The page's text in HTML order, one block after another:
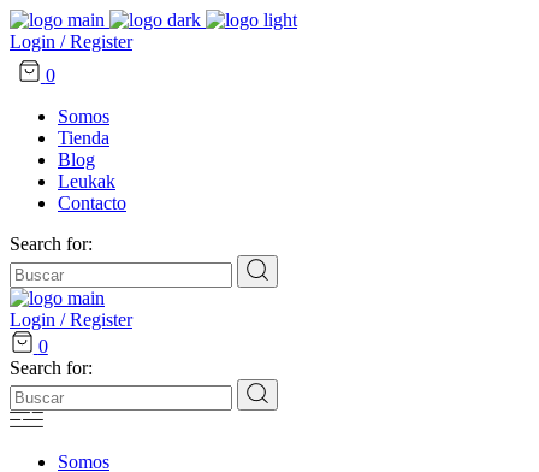
Login / Register
0
Somos
Tienda
Blog
Leukak
Contacto
Search for:
Login / Register
0
Search for:
Somos